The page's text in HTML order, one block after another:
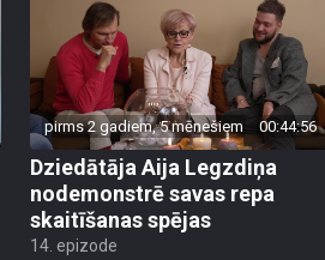
pirms 2 gadiem, 5 mēnešiem 00:44:56
Dziedātāja Aija Legzdiņa
nodemonstrē savas repa
skaitīšanas spējas
14. epizode